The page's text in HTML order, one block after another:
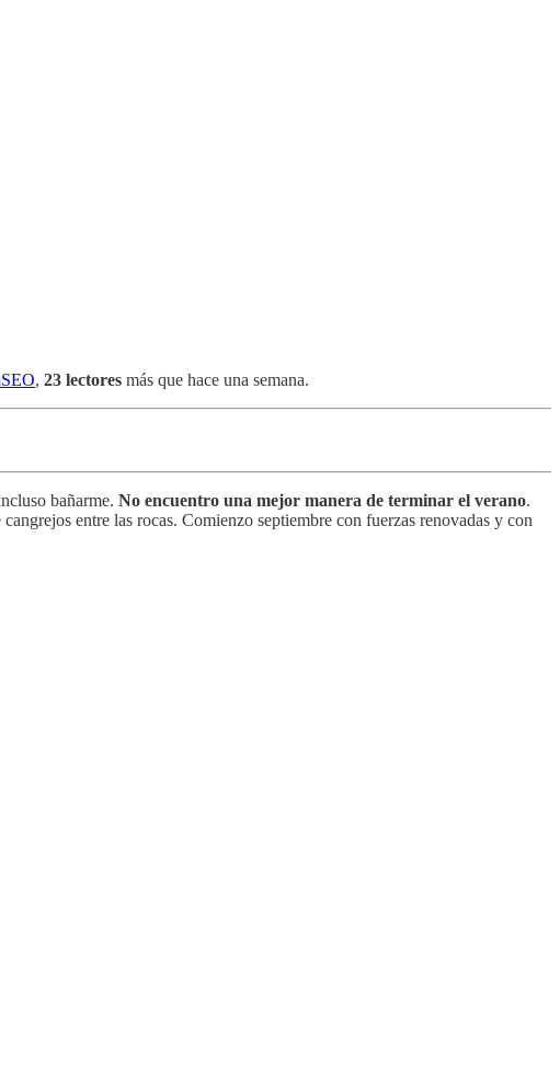
, 23 lectores más que hace una semana.
bañarme. No encuentro una mejor manera de terminar el verano.
entre las rocas. Comienzo septiembre con fuerzas renovadas y con